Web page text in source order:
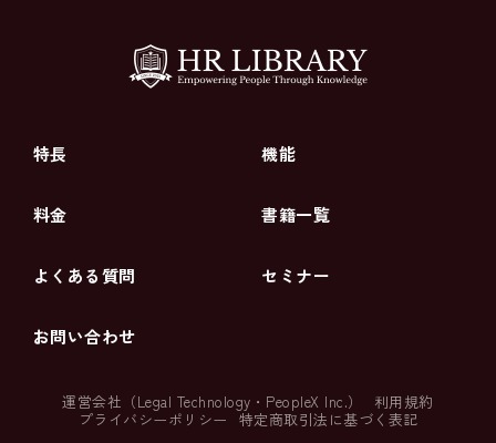
特長 機能
料金 書籍一覧
よくある質問 セミナー
お問い合わせ
運営会社（Legal Technology ・ PeopleX Inc.）
利用規約
プライバシーポリシー
特定商取引法に基づく表記